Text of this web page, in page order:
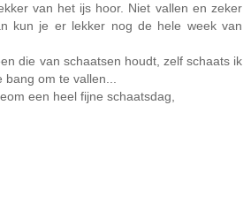
van het ijs hoor. Niet vallen en zeker
kun je er lekker nog de hele week van
die van schaatsen houdt, zelf schaats ik
om te vallen...
een heel fijne schaatsdag,